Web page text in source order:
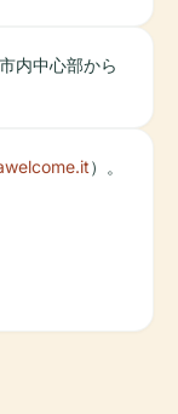
内中心部から
）。